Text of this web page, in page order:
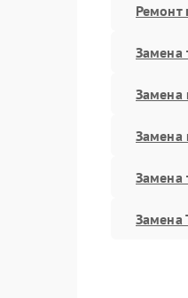
Ремонт
Замена
Замена
Замена
Замена
Замена